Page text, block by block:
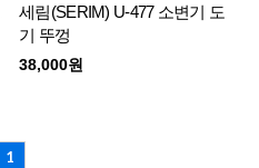
세림(SERIM) U-477 소변기 도
기 뚜껑
38,000원
1